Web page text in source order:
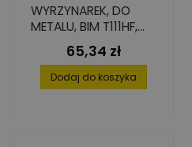
WYRZYNAREK, DO
METALU, BIM T111HF,
75X1,0X9,8 (5 SZT.)
Cena
65,34 zł
Dodaj do koszyka